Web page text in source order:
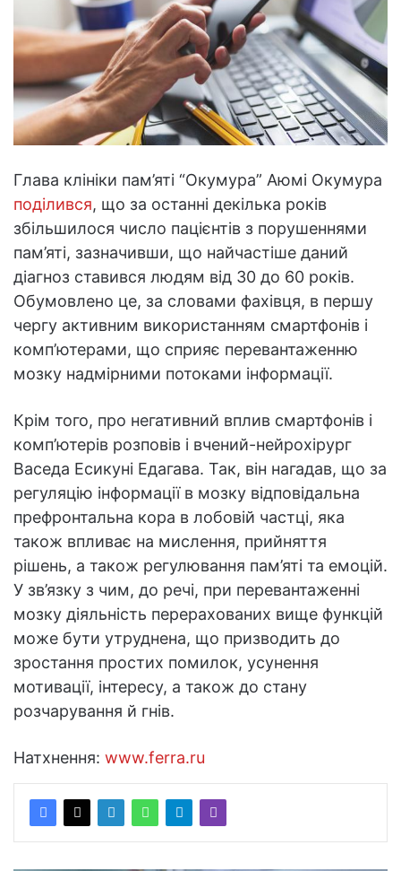
Глава клініки пам’яті “Окумура” Аюмі Окумура
поділився, що за останні декілька років
збільшилося число пацієнтів з порушеннями
пам’яті, зазначивши, що найчастіше даний
діагноз ставився людям від 30 до 60 років.
Обумовлено це, за словами фахівця, в першу
чергу активним використанням смартфонів і
комп’ютерами, що сприяє перевантаженню
мозку надмірними потоками інформації.
Крім того, про негативний вплив смартфонів і
комп’ютерів розповів і вчений-нейрохірург
Васеда Есикуні Едагава. Так, він нагадав, що за
регуляцію інформації в мозку відповідальна
префронтальна кора в лобовій частці, яка
також впливає на мислення, прийняття
рішень, а також регулювання пам’яті та емоцій.
У зв’язку з чим, до речі, при перевантаженні
мозку діяльність перерахованих вище функцій
може бути утруднена, що призводить до
зростання простих помилок, усунення
мотивації, інтересу, а також до стану
розчарування й гнів.
Натхнення: www.ferra.ru